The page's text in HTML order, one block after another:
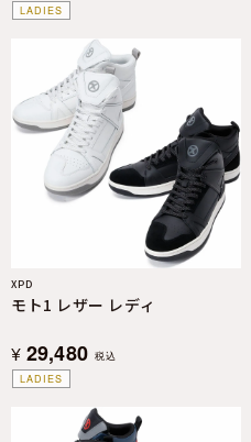
LADIES
LADIES
XPD
モト1 レザー レディ
¥ 29,480 税込